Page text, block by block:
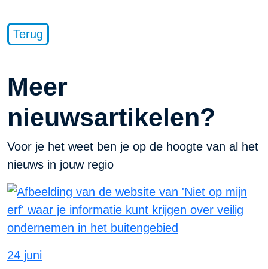
Terug
Meer
nieuwsartikelen?
Voor je het weet ben je op de hoogte van al het
nieuws in jouw regio
24 juni